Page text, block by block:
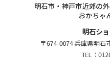
明石市・神戸市近郊の
おかちゃ
明石シ
〒674-0074 兵庫県明石
TEL：